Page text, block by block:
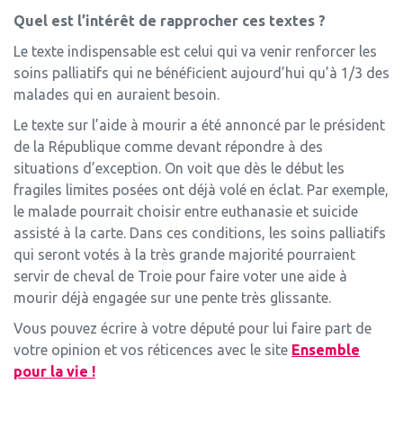
Quel est l’intérêt de rapprocher ces textes ?
Le texte indispensable est celui qui va venir renforcer les
soins palliatifs qui ne bénéficient aujourd’hui qu’à 1/3 des
malades qui en auraient besoin.
Le texte sur l’aide à mourir a été annoncé par le président
de la République comme devant répondre à des
situations d’exception. On voit que dès le début les
fragiles limites posées ont déjà volé en éclat. Par exemple,
le malade pourrait choisir entre euthanasie et suicide
assisté à la carte. Dans ces conditions, les soins palliatifs
qui seront votés à la très grande majorité pourraient
servir de cheval de Troie pour faire voter une aide à
mourir déjà engagée sur une pente très glissante.
Vous pouvez écrire à votre député pour lui faire part de
votre opinion et vos réticences avec le site Ensemble
pour la vie !